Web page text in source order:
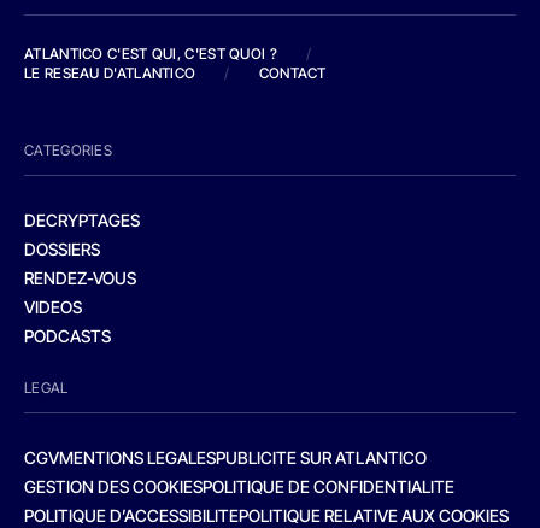
ATLANTICO C'EST QUI, C'EST QUOI ?
/
LE RESEAU D'ATLANTICO
/ CONTACT
CATEGORIES
DECRYPTAGES
DOSSIERS
RENDEZ-VOUS
VIDEOS
PODCASTS
LEGAL
CGVMENTIONS LEGALESPUBLICITE SUR ATLANTICO
GESTION DES COOKIESPOLITIQUE DE CONFIDENTIALITE
POLITIQUE D’ACCESSIBILITEPOLITIQUE RELATIVE AUX COOKIES